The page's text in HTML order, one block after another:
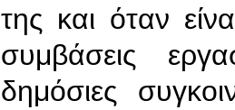
της και όταν
συμβάσεις
δημόσιες